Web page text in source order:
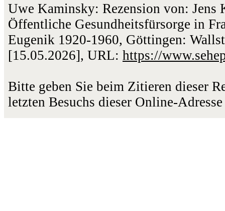
Uwe Kaminsky: Rezension von:
Öffentliche Gesundheitsfürsorge in
Eugenik 1920-1960, Göttingen:
[15.05.2026], URL: https://
Bitte geben Sie beim Zitieren dieser
letzten Besuchs dieser Online-Adresse